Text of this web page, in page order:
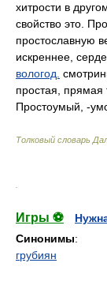
хитрости в
свойство это.
простославную
искреннее,
вологод.
простая, прямая
Простоумый, -
Толковый словарь
Игры ⚽
Синонимы:
грубиян